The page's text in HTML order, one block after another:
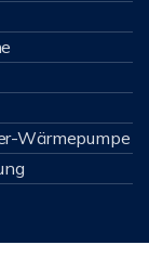
Wärmepumpe